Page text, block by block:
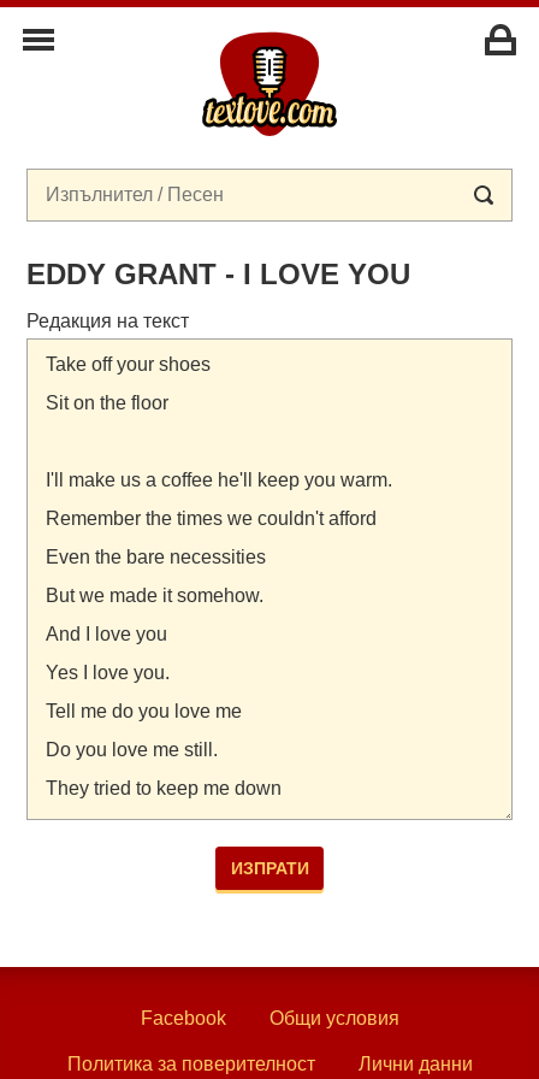
EDDY GRANT - I LOVE YOU
Редакция на текст
Facebook Общи условия
Политика за поверителност Лични данни